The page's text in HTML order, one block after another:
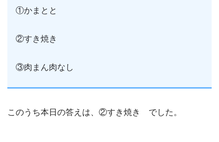
①かまとと
②すき焼き
③肉まん肉なし
このうち本日の答えは、②すき焼き でした。